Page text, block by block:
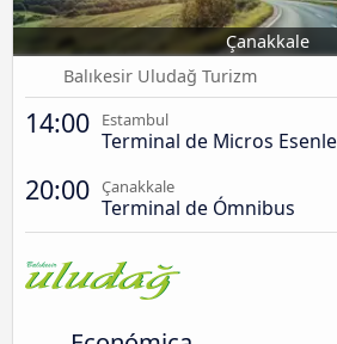
Çanakkale
Balıkesir Uludağ Turizm
14:00 Estambul
Terminal de Micros
20:00 Çanakkale
Terminal de Ómnibus